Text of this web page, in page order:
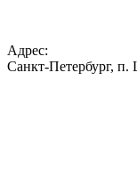
Адрес:
Санкт-Петербург,